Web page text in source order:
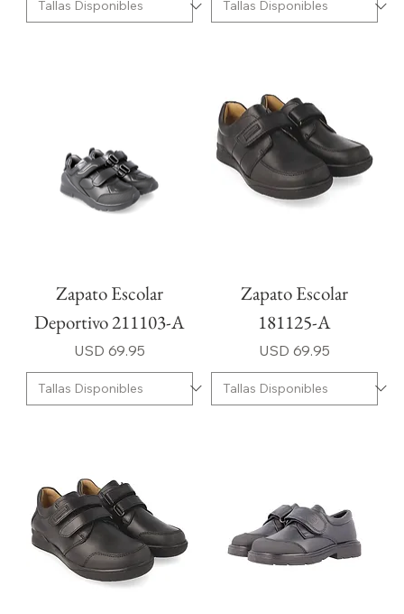
Zapato Escolar
Deportivo 211103-A
Precio
USD 69.95
Zapato Escolar
181125-A
Precio
USD 69.95